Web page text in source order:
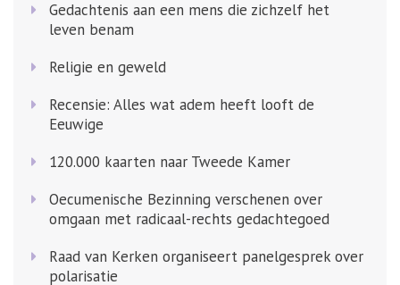
Gedachtenis aan een mens die zichzelf het
leven benam
Religie en geweld
Recensie: Alles wat adem heeft looft de
Eeuwige
120.000 kaarten naar Tweede Kamer
Oecumenische Bezinning verschenen over
omgaan met radicaal-rechts gedachtegoed
Raad van Kerken organiseert panelgesprek over
polarisatie